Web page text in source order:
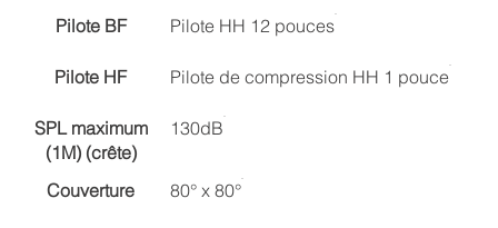
Pilote BF Pilote HH 12 pouces
Pilote HF Pilote de compression HH 1 pouce
SPL maximum
(1M) (crête)
130dB
Couverture 80° x 80°